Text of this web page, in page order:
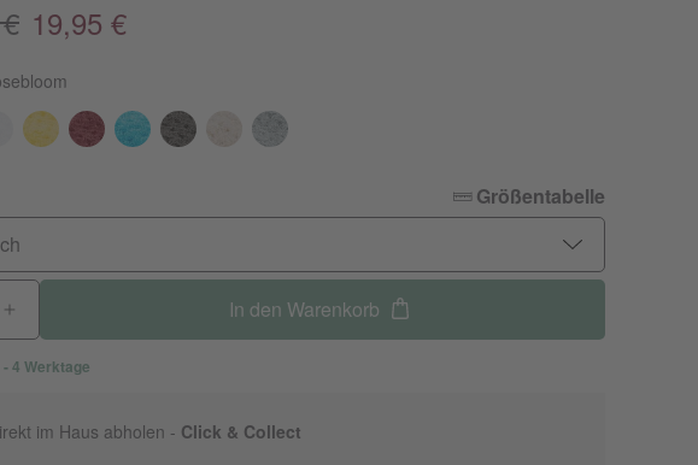
19,95 €
Größentabelle
In den Warenkorb
4 Werktage
im Haus abholen - Click & Collect